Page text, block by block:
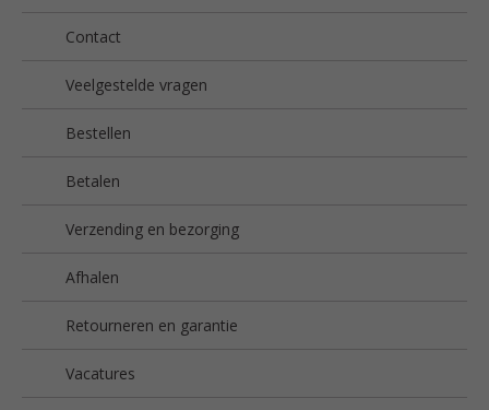
Contact
Veelgestelde vragen
Bestellen
Betalen
Verzending en bezorging
Afhalen
Retourneren en garantie
Vacatures